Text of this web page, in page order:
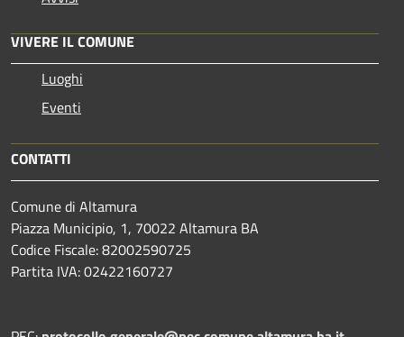
VIVERE IL COMUNE
Luoghi
Eventi
CONTATTI
Comune di Altamura
Piazza Municipio, 1, 70022 Altamura BA
Codice Fiscale: 82002590725
Partita IVA: 02422160727